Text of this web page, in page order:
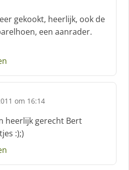
gekookt, heerlijk, ook de
een aanrader.
om 16:14
heerlijk gerecht Bert
:);)